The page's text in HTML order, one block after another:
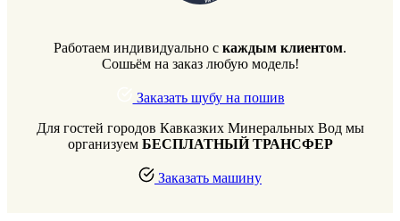
Работаем индивидуально с каждым клиентом.
Сошьём на заказ любую модель!
Заказать шубу на пошив
Для гостей городов Кавказких Минеральных Вод мы
организуем БЕСПЛАТНЫЙ ТРАНСФЕР
Заказать машину